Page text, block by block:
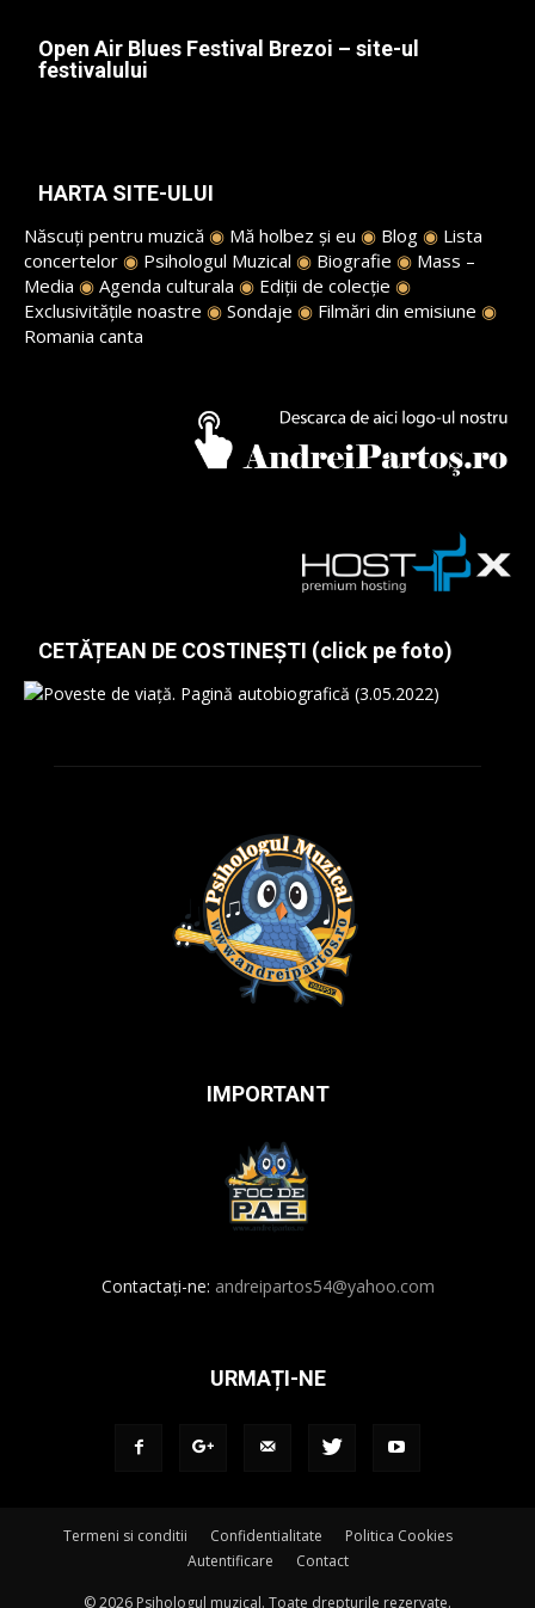
Open Air Blues Festival Brezoi – site-ul
festivalului
HARTA SITE-ULUI
Născuți pentru muzică ◉ Mă holbez și eu ◉ Blog ◉ Lista
concertelor ◉ Psihologul Muzical ◉ Biografie ◉ Mass –
Media ◉ Agenda culturala ◉ Ediții de colecție ◉
Exclusivitățile noastre ◉ Sondaje ◉ Filmări din emisiune ◉
Romania canta
CETĂȚEAN DE COSTINEȘTI (click pe foto)
IMPORTANT
Contactați-ne: andreipartos54@yahoo.com
URMAȚI-NE
Termeni si conditii Confidentialitate
Politica Cookies
Autentificare
Contact
© 2026 Psihologul muzical. Toate drepturile rezervate.